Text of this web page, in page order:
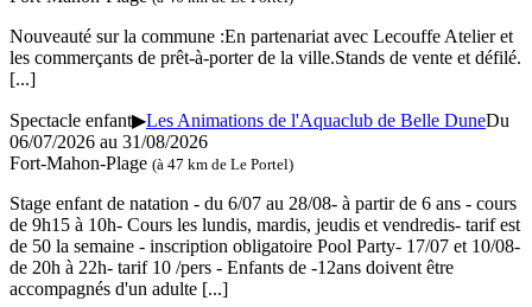
Nouveauté sur la commune :En partenariat avec Lecouffe Atelier et
les commerçants de prêt-à-porter de la ville.Stands de vente et défilé.
[...]
Spectacle enfant▶Les Animations de l'Aquaclub de Belle DuneDu
06/07/2026 au 31/08/2026
Fort-Mahon-Plage (à 47 km de Le Portel)
Stage enfant de natation - du 6/07 au 28/08- à partir de 6 ans - cours
de 9h15 à 10h- Cours les lundis, mardis, jeudis et vendredis- tarif est
de 50 la semaine - inscription obligatoire Pool Party- 17/07 et 10/08-
de 20h à 22h- tarif 10 /pers - Enfants de -12ans doivent être
accompagnés d'un adulte [...]